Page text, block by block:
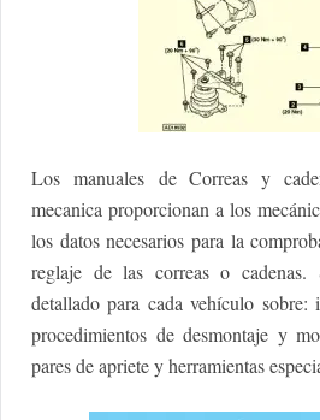
Los manuales de Correas y
mecanica proporcionan a los
los datos necesarios para la
reglaje de las correas o
detallado para cada vehículo sobre:
procedimientos de desmontaje y
pares de apriete y herramientas